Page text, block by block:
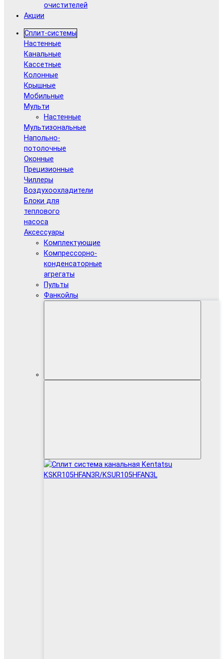
очистителей
Акции
Сплит-системы
Настенные
Канальные
Кассетные
Колонные
Крышные
Мобильные
Мульти
Настенные
Мультизональные
Напольно-
потолочные
Оконные
Прецизионные
Чиллеры
Воздухоохладители
Блоки для
теплового
насоса
Аксессуары
Комплектующие
Компрессорно-
конденсаторные
агрегаты
Пульты
Фанкойлы